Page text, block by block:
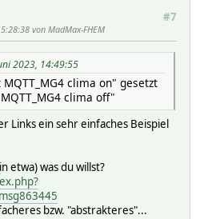
#7
von MadMax-FHEM
2023, 14:49:55
clima on" gesetzt
clima off"
Links ein sehr einfaches Beispiel
etwa) was du willst?
bzw. "abstrakteres"...